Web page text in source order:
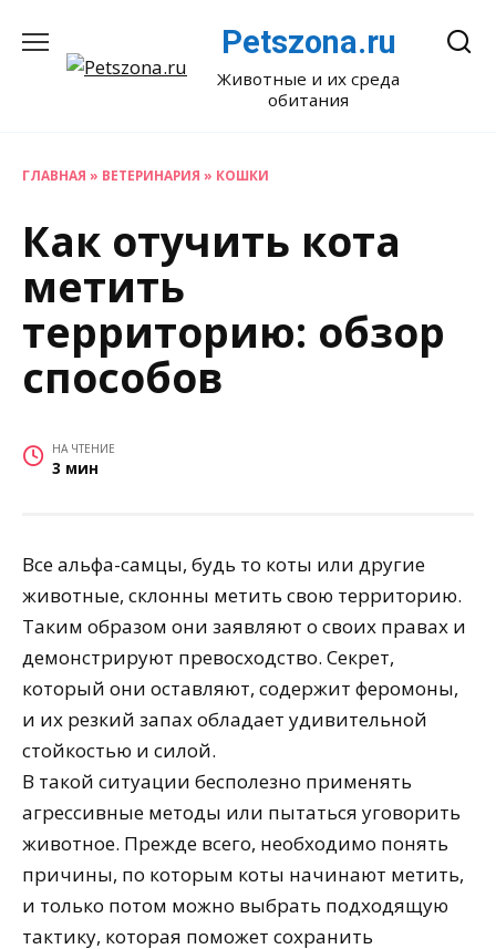
содержанию
Petszona.ru
Животные и их среда
обитания
ГЛАВНАЯ » ВЕТЕРИНАРИЯ » КОШКИ
Как отучить кота
метить
территорию: обзор
способов
НА ЧТЕНИЕ
3 мин
Все альфа-самцы, будь то коты или другие
животные, склонны метить свою территорию.
Таким образом они заявляют о своих правах и
демонстрируют превосходство. Секрет,
который они оставляют, содержит феромоны,
и их резкий запах обладает удивительной
стойкостью и силой.
В такой ситуации бесполезно применять
агрессивные методы или пытаться уговорить
животное. Прежде всего, необходимо понять
причины, по которым коты начинают метить,
и только потом можно выбрать подходящую
тактику, которая поможет сохранить